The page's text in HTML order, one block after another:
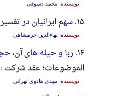
نویسنده: محمد دسوقی
۱۵. سهم ایرانیان در
نویسنده: بهاءالدین خرمشاهی
۱۶. ربا و حیله های آن،
الموضوعات؛ عقد شرکت
نویسنده: مهدی هادوی تهرانی